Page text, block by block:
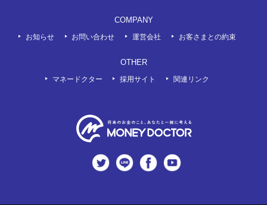
COMPANY
お知らせ お問い合わせ 運営会社 お客さまとの約束
OTHER
マネードクター 採用サイト 関連リンク
twitter LINE Facebook